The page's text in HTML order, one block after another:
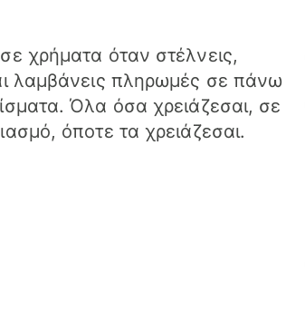
χρήματα όταν στέλνεις,
λαμβάνεις πληρωμές σε πάνω
Όλα όσα χρειάζεσαι, σε
όποτε τα χρειάζεσαι.